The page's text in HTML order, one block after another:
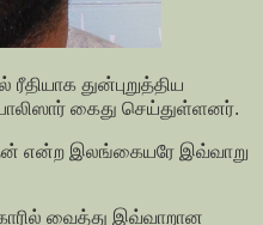
துன்புறுத்திய
கைது செய்துள்ளனர்.
என்ற இலங்கையரே இவ்வாறு
வைத்து இவ்வாறான